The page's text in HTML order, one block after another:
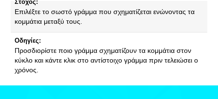
Στόχος:
Επιλέξτε το σωστό γράμμα που σχηματίζεται ενώνοντας τα
κομμάτια μεταξύ τους.
Οδηγίες:
Προσδιορίστε ποιο γράμμα σχηματίζουν τα κομμάτια στον
κύκλο και κάντε κλικ στο αντίστοιχο γράμμα πριν τελειώσει ο
χρόνος.